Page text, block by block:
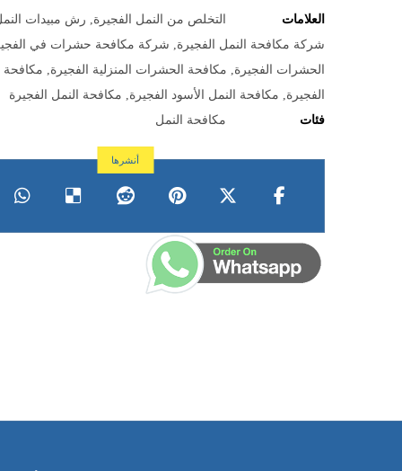
العلامات التخلص من النمل الفجيرة
رش مبيدات
شركة مكافحة النمل الفجيرة
شركة مكافحة حشرات في
الحشرات الفجيرة
مكافحة الحشرات المنزلية الفجيرة
مكافحة
الفجيرة
مكافحة النمل الأسود الفجيرة
مكافحة النمل الفجيرة
فئات
مكافحة النمل